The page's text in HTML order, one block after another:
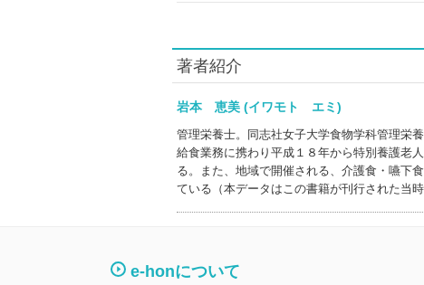
著者紹介
岩本 恵美 (イワモト エミ)
管理栄養士。同志社女子大学食物学科管理栄
給食業務に携わり平成１８年から特別養護老
る。また、地域で開催される、介護食・嚥下
ている（本データはこの書籍が刊行された当
e-honについて